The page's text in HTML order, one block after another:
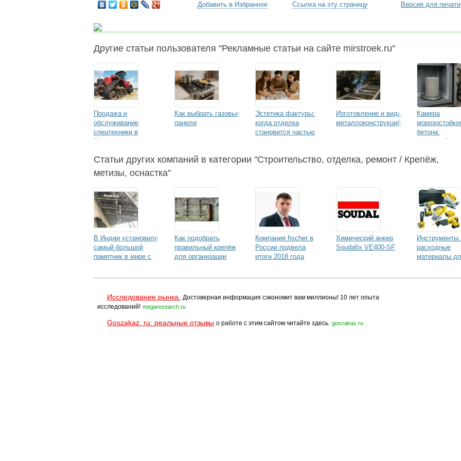
Добавить в Избранное Ссылка на эту страницу Версия для печати
Другие статьи пользователя "Рекламные статьи на сайте mirstroek.ru"
Продажа и
обслуживание
спецтехники в
Москве: что нужно
аренде и ремонте
Как выбрать газовые
панели
Эстетика фактуры:
когда отделка
становится частью
Изготовление и виды
металлоконструкций
Камера
бетона:
надежный
оценки
Статьи других компаний в категории "Строительство, отделка, ремонт / Крепёж,
метизы, оснастка"
В Индии установили
самый большой
памятник в мире с
Как подобрать
правильный крепёж
для организации
Компания fischer в
России подвела
итоги 2018 года
Химический анкер
Soudafix VE400-SF
Инструменты
расходные
материалы
Исследование рынка.
Достоверная информация сэкономит вам миллионы! 10 лет опыта
исследований! megaresearch.ru
Goszakaz. ru: реальные отзывы о работе с этим сайтом читайте здесь. goszakaz.ru